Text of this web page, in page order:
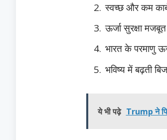
स्वच्छ और कम
ऊर्जा सुरक्षा
भारत के परमाणु
भविष्य में बढ़ती
ये भी पढ़े Trump ने